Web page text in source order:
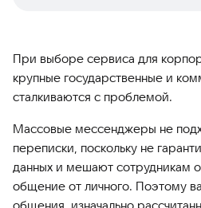
При выборе сервиса для
крупные государственные и
сталкиваются с проблемой.
Массовые мессенджеры не
переписки, поскольку не
данных и мешают сотрудникам
общение от личного. Поэтому